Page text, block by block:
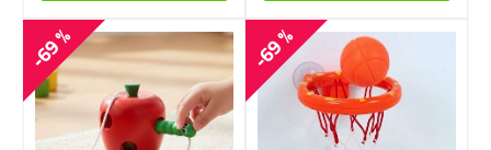
-69 % -69 %